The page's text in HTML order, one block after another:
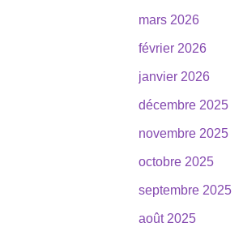
mars 2026
février 2026
janvier 2026
décembre 2025
novembre 2025
octobre 2025
septembre 2025
août 2025